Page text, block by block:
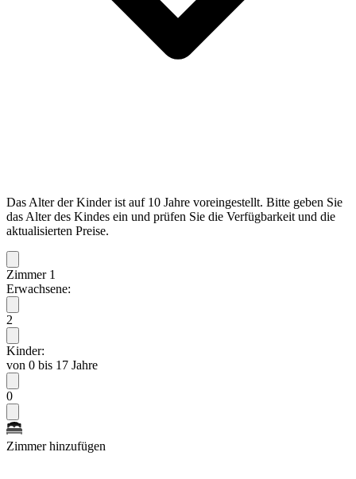
Das Alter der Kinder ist auf 10 Jahre voreingestellt. Bitte geben Sie
das Alter des Kindes ein und prüfen Sie die Verfügbarkeit und die
aktualisierten Preise.
Zimmer 1
Erwachsene:
2
Kinder:
von 0 bis 17 Jahre
0
Zimmer hinzufügen